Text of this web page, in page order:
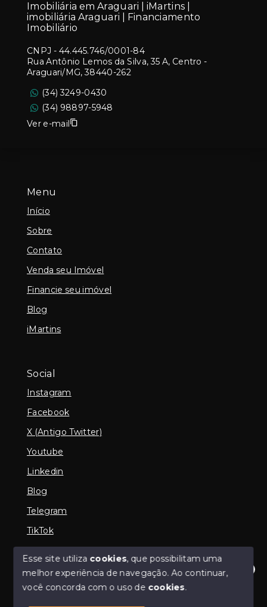
Olá! Estamos disponíveis para te ajudar.
Menu
Início
Sobre
Contato
Venda seu Imóvel
Financie seu imóvel
Blog
iMartins
Social
Instagram
Facebook
X (Antigo Twitter)
Youtube
Linkedin
Blog
Telegram
TikTok
© Copyright 2026 - Imobiliária em Araguari | iMartins |
imobiliária Araguari | Financiamento Imobiliário -
Imobiliária em Araguari | iMartins |
imobiliária Araguari | Financiamento
Imobiliário
CNPJ - 44.445.746/0001-84
Rua Antônio Lemos da Silva, 35 A, Centro -
Araguari/MG, 38440-262
(34) 3249-0430
(34) 98897-5948
Ver e-mail
Esse site utiliza cookies, que possibilitam uma
melhor experiência de navegação.Ao continuar,
você concorda com o uso de cookies.